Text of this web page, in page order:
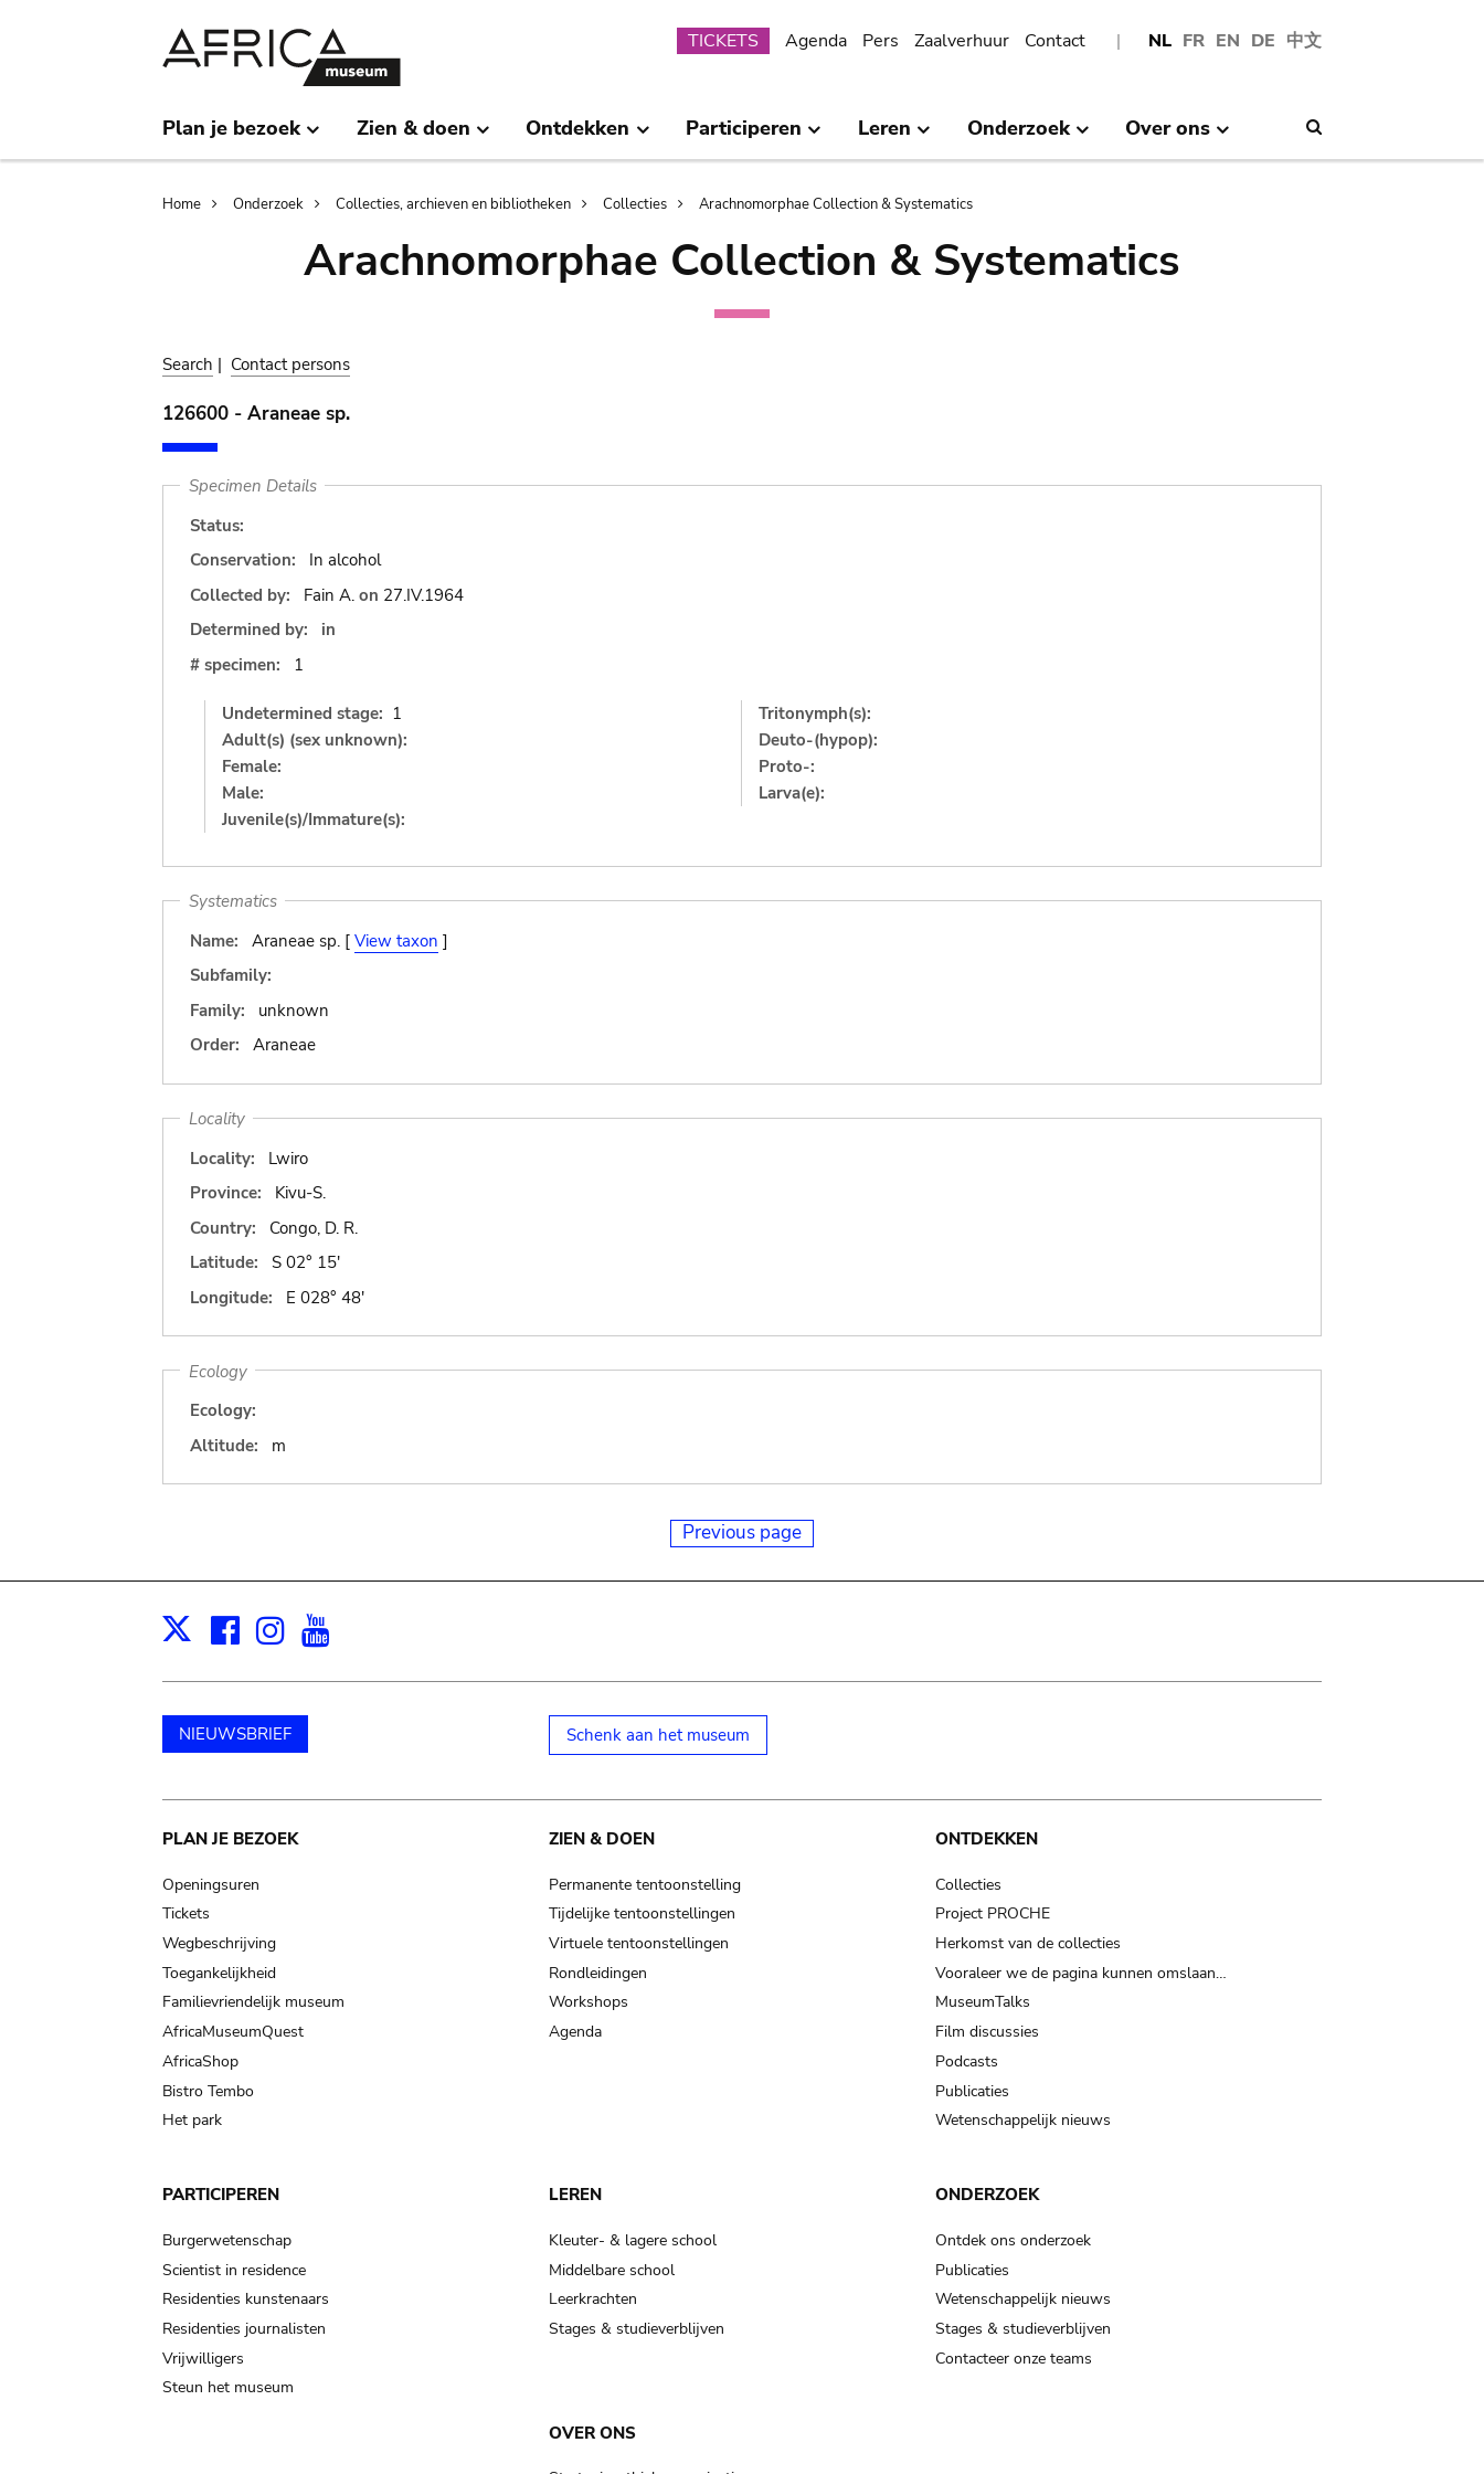
NL FR EN DE 中文
Submenu
TICKETS Agenda Pers Zaalverhuur Contact
Plan je bezoek Zien & doen Ontdekken Participeren Leren Onderzoek Over ons
Breadcrumb
Home Onderzoek Collecties, archieven en bibliotheken Collecties Arachnomorphae Collection & Systematics
Arachnomorphae Collection & Systematics
Search | Contact persons
126600 - Araneae sp.
Specimen Details
Status:
Conservation:
In alcohol
Collected by:
Fain A. on 27.IV.1964
Determined by:
in
# specimen:
1
Undetermined stage: 1
Adult(s) (sex unknown):
Female:
Male:
Juvenile(s)/Immature(s):
Tritonymph(s):
Deuto-(hypop):
Proto-:
Larva(e):
Systematics
Name:
Araneae sp. [ View taxon ]
Subfamily:
Family:
unknown
Order:
Araneae
Locality
Locality:
Lwiro
Province:
Kivu-S.
Country:
Congo, D. R.
Latitude:
S 02° 15'
Longitude:
E 028° 48'
Ecology
Ecology:
Altitude:
m
Previous page
X Facebook
Instagram
NIEUWSBRIEF Schenk aan het museum
Main
navigation
PLAN JE BEZOEK
Openingsuren
Tickets
Wegbeschrijving
Toegankelijkheid
Familievriendelijk museum
AfricaMuseumQuest
AfricaShop
Bistro Tembo
Het park
ZIEN & DOEN
Permanente tentoonstelling
Tijdelijke tentoonstellingen
Virtuele tentoonstellingen
Rondleidingen
Workshops
Agenda
ONTDEKKEN
Collecties
Project PROCHE
Herkomst van de collecties
Vooraleer we de pagina kunnen omslaan…
MuseumTalks
Film discussies
Podcasts
Publicaties
Wetenschappelijk nieuws
PARTICIPEREN
Burgerwetenschap
Scientist in residence
Residenties kunstenaars
Residenties journalisten
Vrijwilligers
Steun het museum
LEREN
Kleuter- & lagere school
Middelbare school
Leerkrachten
Stages & studieverblijven
ONDERZOEK
Ontdek ons onderzoek
Publicaties
Wetenschappelijk nieuws
Stages & studieverblijven
Contacteer onze teams
OVER ONS